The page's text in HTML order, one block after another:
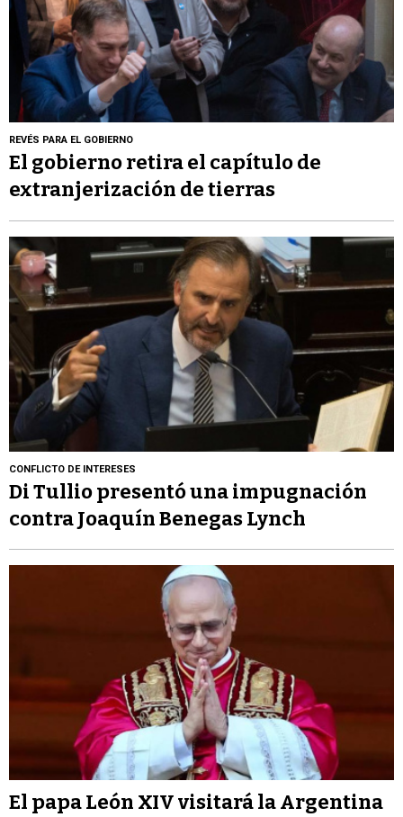
REVÉS PARA EL GOBIERNO
El gobierno retira el capítulo de
extranjerización de tierras
CONFLICTO DE INTERESES
Di Tullio presentó una impugnación
contra Joaquín Benegas Lynch
El papa León XIV visitará la Argentina